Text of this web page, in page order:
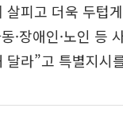
피고 더욱 두텁
·장애인·노인 등
라”고 특별지시